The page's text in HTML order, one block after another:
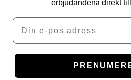
erbjudandena direkt
Email